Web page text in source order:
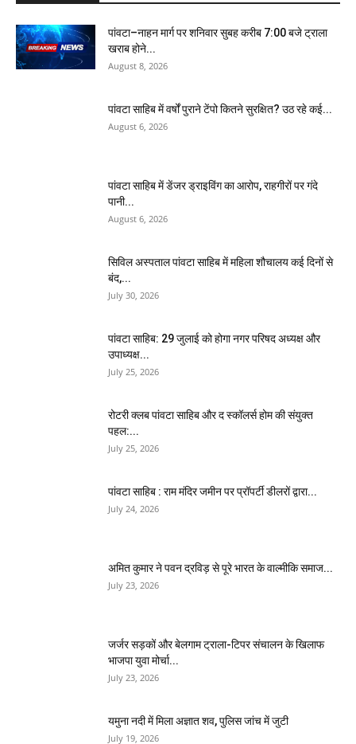
पांवटा–नाहन मार्ग पर शनिवार सुबह करीब 7:00 बजे ट्राला
खराब होने...
August 8, 2026
पांवटा साहिब में वर्षों पुराने टेंपो कितने सुरक्षित? उठ रहे कई...
August 6, 2026
पांवटा साहिब में डेंजर ड्राइविंग का आरोप, राहगीरों पर गंदे
पानी...
August 6, 2026
सिविल अस्पताल पांवटा साहिब में महिला शौचालय कई दिनों से
बंद,...
July 30, 2026
पांवटा साहिब: 29 जुलाई को होगा नगर परिषद अध्यक्ष और
उपाध्यक्ष...
July 25, 2026
​रोटरी क्लब पांवटा साहिब और द स्कॉलर्स होम की संयुक्त
पहल:...
July 25, 2026
पांवटा साहिब : राम मंदिर जमीन पर प्रॉपर्टी डीलरों द्वारा...
July 24, 2026
अमित कुमार ने पवन द्रविड़ से पूरे भारत के वाल्मीकि समाज...
July 23, 2026
जर्जर सड़कों और बेलगाम ट्राला-टिपर संचालन के खिलाफ
भाजपा युवा मोर्चा...
July 23, 2026
यमुना नदी में मिला अज्ञात शव, पुलिस जांच में जुटी
July 19, 2026